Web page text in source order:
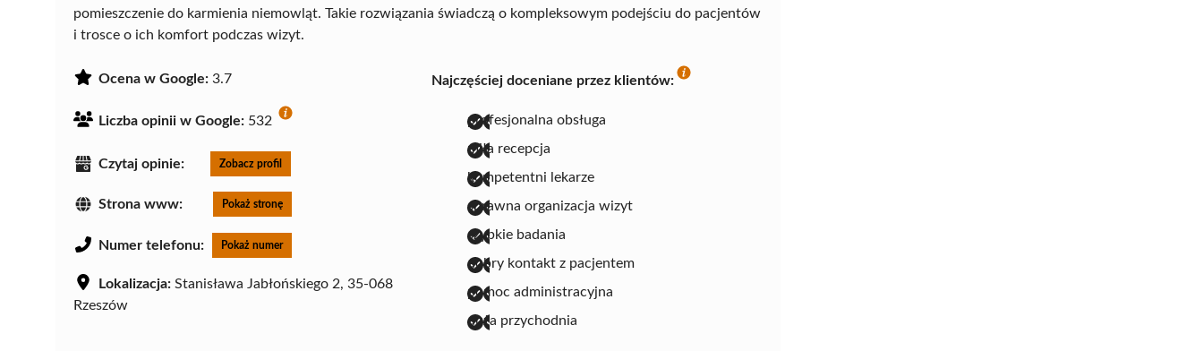
pomieszczenie do karmienia niemowląt. Takie rozwiązania świadczą o kompleksowym podejściu do pacjentów
i trosce o ich komfort podczas wizyt.
Ocena w Google: 3.7
Liczba opinii w Google: 532
Czytaj opinie: Zobacz profil
Strona www: Pokaż stronę
Numer telefonu: Pokaż numer
Lokalizacja: Stanisława Jabłońskiego 2, 35-068
Rzeszów
Najczęściej doceniane przez klientów:
profesjonalna obsługa
miła recepcja
kompetentni lekarze
sprawna organizacja wizyt
szybkie badania
dobry kontakt z pacjentem
pomoc administracyjna
duża przychodnia